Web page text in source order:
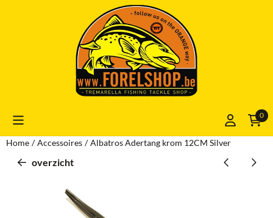
Cookievoorkeuren zijn momenteel gesloten.
0
Home / Accessoires / Albatros Adertang krom 12CM Silver
overzicht